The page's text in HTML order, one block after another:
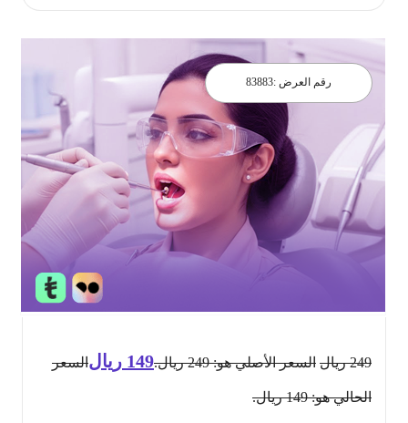
رقم العرض : 83883
ريال السعر الأصلي هو: 249 ريال. 149 ريالالسعر
الحالي هو: 149 ريال.